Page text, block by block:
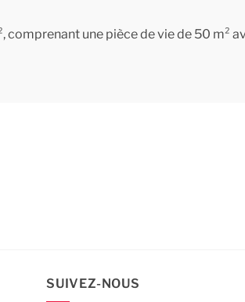
une pièce de vie de 50 m²
SUIVEZ-NOUS